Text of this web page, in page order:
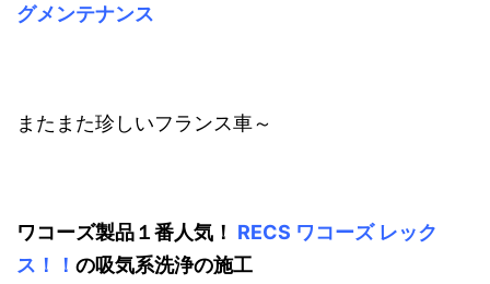
グメンテナンス
またまた珍しいフランス車～
ワコーズ製品１番人気！ RECS ワコーズ レック
ス！！ の吸気系洗浄の施工